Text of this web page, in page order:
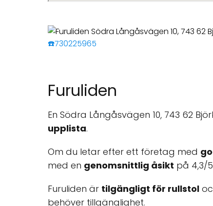
☎️730225965
Furuliden
En Södra Långåsvägen 10, 743 62
upplista.
Om du letar efter ett företag med
med en genomsnittlig åsikt på 4,3/
Furuliden är tilgängligt för rullstol
behöver tillgänglighet.